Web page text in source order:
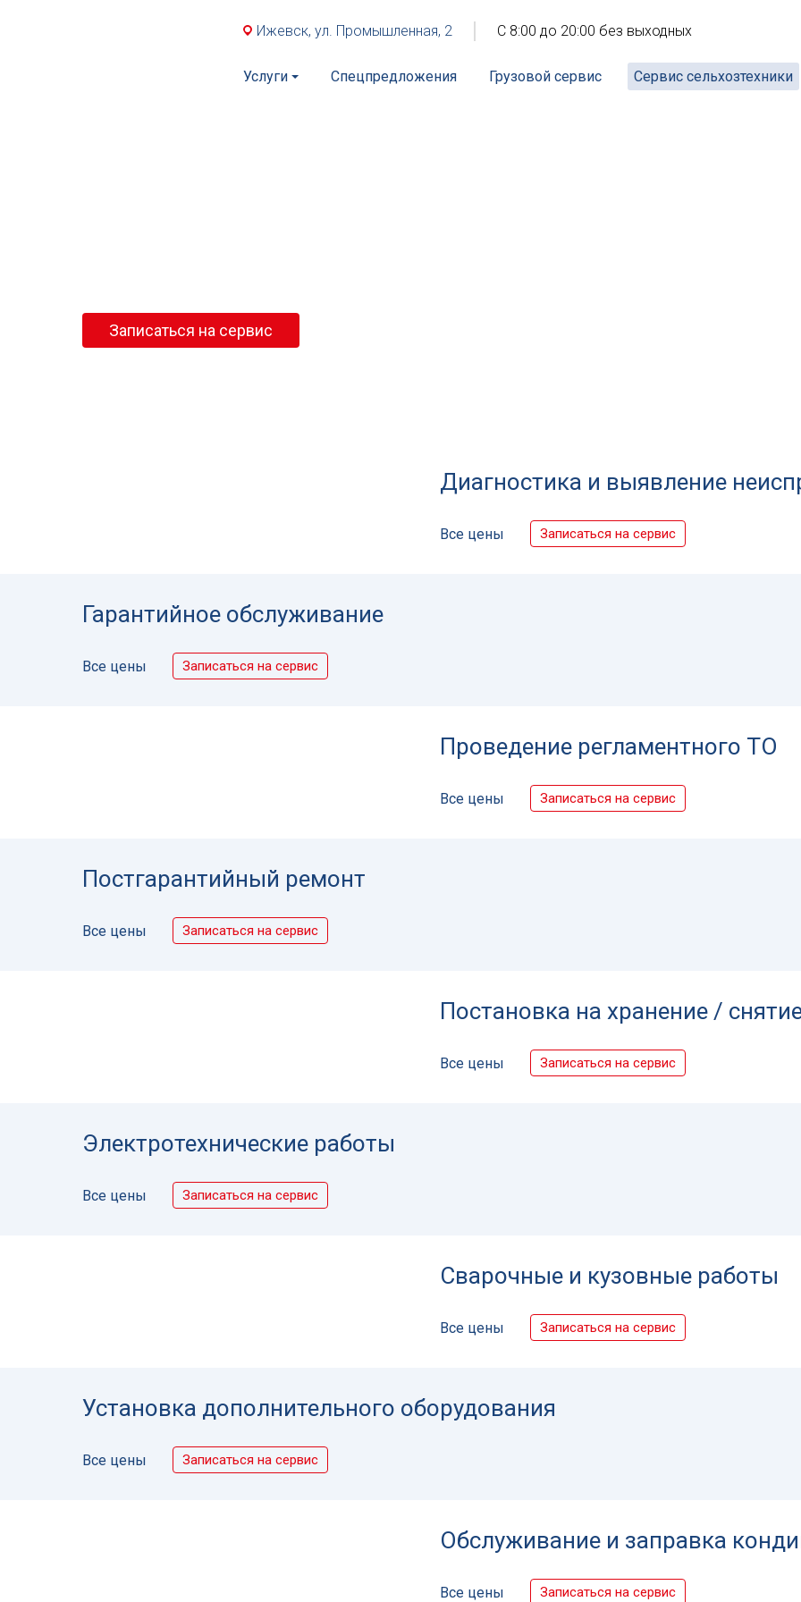
Ижевск, ул. Промышленная, 2 С 8:00 до 20:00 без выходных
Услуги Спецпредложения Грузовой сервис Сервис сельхозтехники
Записаться на сервис
Диагностика и выявление
Все цены Записаться на сервис
Гарантийное обслуживание
Все цены Записаться на сервис
Проведение регламентного ТО
Все цены Записаться на сервис
Постгарантийный ремонт
Все цены Записаться на сервис
Постановка на хранение /
Все цены Записаться на сервис
Электротехнические работы
Все цены Записаться на сервис
Сварочные и кузовные работы
Все цены Записаться на сервис
Установка дополнительного оборудования
Все цены Записаться на сервис
Обслуживание и заправка
Все цены Записаться на сервис